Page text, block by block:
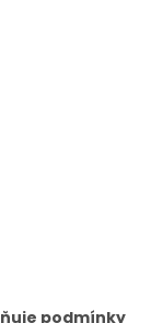
podmínky